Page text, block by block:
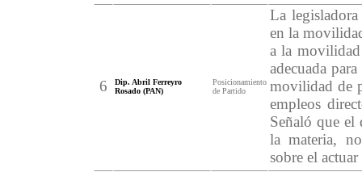
6
Dip. Abril Ferreyro
Rosado (PAN)
Posicionamiento
de Partido
La
en la
a la
adecuada
movilidad de
empleos
Señaló que el
la materia,
sobre el